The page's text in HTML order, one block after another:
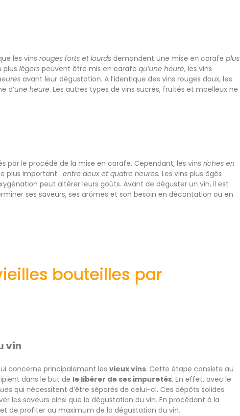
les vins rouges forts et lourds demandent une mise en carafe plus
plus légers peuvent être mis en carafe qu’une heure, les vins
avant leur dégustation. A l’identique des vins rouges doux, les
d’une heure. Les autres types de vins sucrés, fruités et moelleux ne
par le procédé de la mise en carafe. Cependant, les vins riches en
plus important : entre deux et quatre heures. Les vins plus âgés
peut altérer leurs goûts. Avant de déguster un vin, il est
ses saveurs, ses arômes et son besoin en décantation ou en
bouteilles par
vin
concerne principalement les vieux vins. Cette étape consiste au
dans le but de le libérer de ses impuretés. En effet, avec le
qui nécessitent d’être séparés de celui-ci. Ces dépôts solides
les saveurs ainsi que la dégustation du vin. En procédant à la
de profiter au maximum de la dégustation du vin.